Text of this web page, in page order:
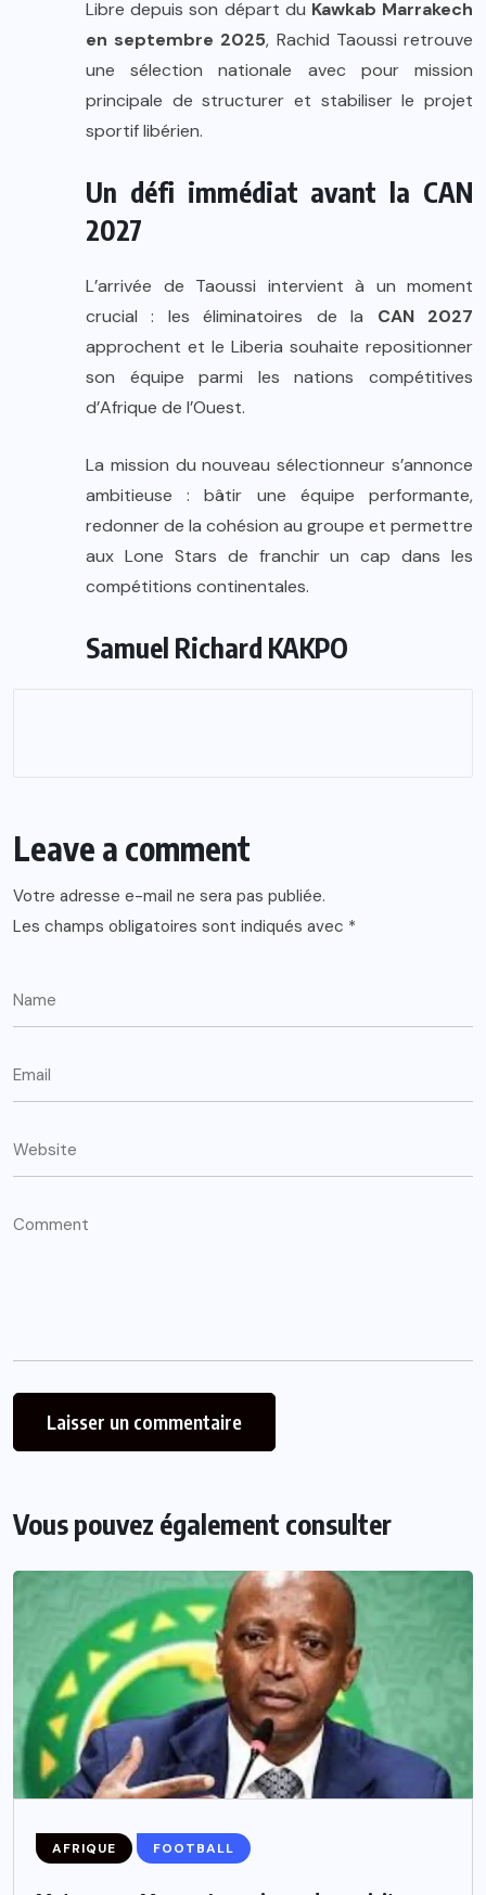
Libre depuis son départ du Kawkab Marrakech
en septembre 2025, Rachid Taoussi retrouve
une sélection nationale avec pour mission
principale de structurer et stabiliser le projet
sportif libérien.
Un défi immédiat avant la CAN
2027
L’arrivée de Taoussi intervient à un moment
crucial : les éliminatoires de la CAN 2027
approchent et le Liberia souhaite repositionner
son équipe parmi les nations compétitives
d’Afrique de l’Ouest.
La mission du nouveau sélectionneur s’annonce
ambitieuse : bâtir une équipe performante,
redonner de la cohésion au groupe et permettre
aux Lone Stars de franchir un cap dans les
compétitions continentales.
Samuel Richard KAKPO
Leave a comment
Votre adresse e-mail ne sera pas publiée.
Les champs obligatoires sont indiqués avec *
Vous pouvez également consulter
AFRIQUE FOOTBALL